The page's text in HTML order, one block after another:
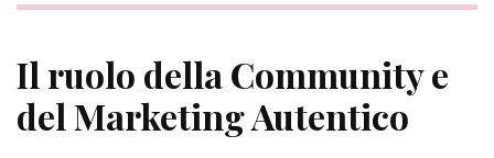
Il ruolo della Community e
del Marketing Autentico